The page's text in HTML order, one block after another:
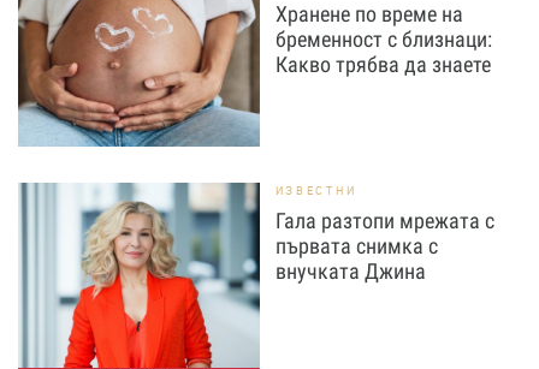
Хранене по време на
бременност с близнаци:
Какво трябва да знаете
ИЗВЕСТНИ
Гала разтопи мрежата с
първата снимка с
внучката Джина